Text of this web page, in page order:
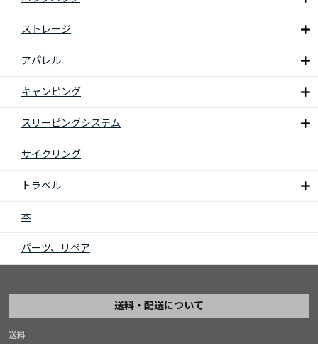
ストレージ
アパレル
キャンピング
スリーピングシステム
サイクリング
トラベル
本
パーツ、リペア
送料・配送について
送料